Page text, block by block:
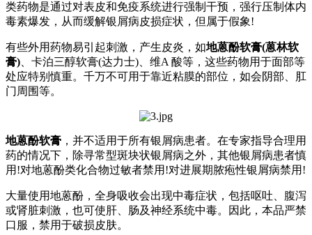
类药物是通过对表皮和免疫系统进行强制干预，强行压制体内
毒素爆发，从而缓解银屑病皮损症状，但属于假象!
有些外用药物易引起刺激，产生皮炎，如地蒽酚软膏(蒽林软
膏) 、卡泊三醇软膏(达力士)、维A 酸等，这些药物用于面部等
处应特别慎重。千万不可用于靠近粘膜的部位，如会阴部、肛
门周围等。
地蒽酚软膏 ，并不适用于所有银屑病患者。在专家指导合理用
药的情况下，除寻常型斑块状银屑病之外，其他银屑病患者慎
用!对地蒽酚类化合物过敏者禁用!对进展期脓疱性银屑病禁用!
大量使用地蒽酚，全身吸收会出现中毒症状，包括呕吐、腹泻
或肾脏刺激，也可使肝、肠及神经系统中毒。因此，本品严禁
口服，禁用于破损皮肤。